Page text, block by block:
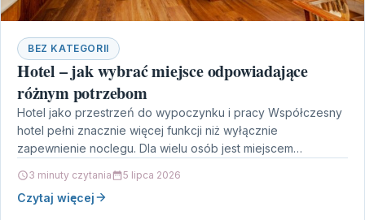
BEZ KATEGORII
Hotel – jak wybrać miejsce odpowiadające
różnym potrzebom
Hotel jako przestrzeń do wypoczynku i pracy Współczesny
hotel pełni znacznie więcej funkcji niż wyłącznie
zapewnienie noclegu. Dla wielu osób jest miejscem
3 minuty czytania 5 lipca 2026
Czytaj więcej